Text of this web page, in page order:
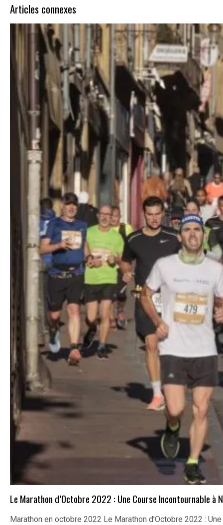
Articles connexes
Le Marathon d’Octobre 2022 : Une Course Incontournable à
Marathon en octobre 2022 Le Marathon d’Octobre 2022 :